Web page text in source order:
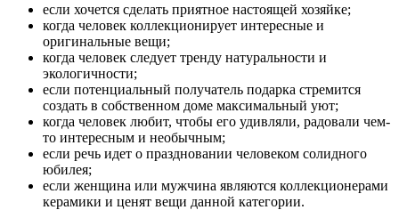
если хочется сделать приятное настоящей хозяйке;
когда человек коллекционирует интересные и
оригинальные вещи;
когда человек следует тренду натуральности и
экологичности;
если потенциальный получатель подарка стремится
создать в собственном доме максимальный уют;
когда человек любит, чтобы его удивляли, радовали чем-
то интересным и необычным;
если речь идет о праздновании человеком солидного
юбилея;
если женщина или мужчина являются коллекционерами
керамики и ценят вещи данной категории.